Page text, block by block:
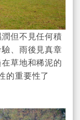
但不見任何積
、雨後見真章
草地和稀泥的
的重要性了